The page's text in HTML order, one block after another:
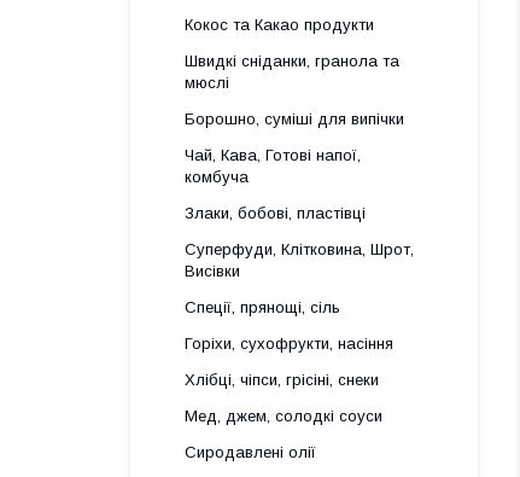
Кокос та Какао продукти
Швидкі сніданки, гранола та
мюслі
Борошно, суміші для випічки
Чай, Кава, Готові напої,
комбуча
Злаки, бобові, пластівці
Суперфуди, Клітковина, Шрот,
Висівки
Спеції, прянощі, сіль
Горіхи, сухофрукти, насіння
Хлібці, чіпси, грісіні, снеки
Мед, джем, солодкі соуси
Сиродавлені олії